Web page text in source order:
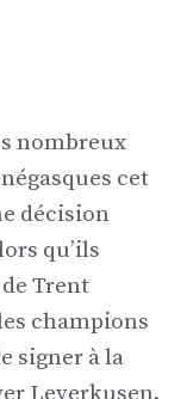
nombreux
cet
décision
qu’ils
Trent
champions
signer à la